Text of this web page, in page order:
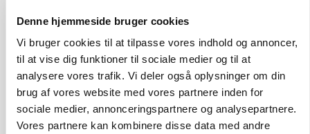
Denne hjemmeside bruger cookies
Vi bruger cookies til at tilpasse vores indhold og annoncer,
til at vise dig funktioner til sociale medier og til at
analysere vores trafik. Vi deler også oplysninger om din
brug af vores website med vores partnere inden for
sociale medier, annonceringspartnere og analysepartnere.
Vores partnere kan kombinere disse data med andre